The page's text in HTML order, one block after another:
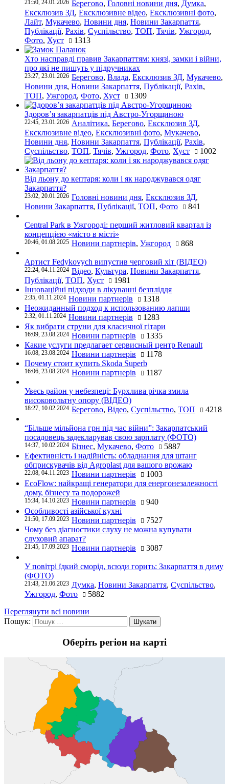
21:50, 24.01.2026 Берегово, Головні новини дня, Думка,
Ексклюзив ЗД, Ексклюзивне відео, Ексклюзивні фото,
Лайт, Мукачево, Новини дня, Новини Закарпаття,
Публікації, Рахів, Суспільство, ТОП, Тячів, Ужгород,
Фото, Хуст 1313
Хто насправді правив Закарпаттям: князі, замки і війни,
про які не пишуть у підручниках
23:27, 23.01.2026 Берегово, Влада, Ексклюзив ЗД, Мукачево,
Новини дня, Новини Закарпаття, Публікації, Рахів,
ТОП, Ужгород, Фото, Хуст 1309
Здоров’я закарпатців під Австро-Угорщиною
22:45, 23.01.2026 Аналітика, Берегово, Ексклюзив ЗД,
Ексклюзивне відео, Ексклюзивні фото, Мукачево,
Новини дня, Новини Закарпаття, Публікації, Рахів,
Суспільство, ТОП, Тячів, Ужгород, Фото, Хуст 1002
Від льону до кептаря: коли і як народжувався одяг
Закарпаття?
23:02, 20.01.2026 Головні новини дня, Ексклюзив ЗД,
Новини Закарпаття, Публікації, ТОП, Фото 841
Central Park в Ужгороді: перший житловий квартал із
концепцією «місто в місті»
20:46, 01.08.2025 Новини партнерів, Ужгород 868
Артист Fedykovych випустив черговий хіт (ВІДЕО)
22:24, 04.11.2024 Відео, Культура, Новини Закарпаття,
Публікації, ТОП, Хуст
1981
Інноваційні підходи в лікуванні безпліддя
2:35, 01.11.2024 Новини партнерів
1318
Неожиданный подход к использованию лапши
2:32, 01.11.2024 Новини партнерів
1283
Як вибрати струни для класичної гітари
16:09, 23.08.2024 Новини партнерів
1335
Какие услуги предлагает сервисный центр Renault
16:08, 23.08.2024 Новини партнерів
1178
Почему стоит купить Skoda Superb
16:06, 23.08.2024 Новини партнерів 1187
Увесь район у небезпеці: Бурхлива річка змила
високовольтну опору (ВІДЕО)
18:27, 10.02.2024 Берегово, Відео, Суспільство, ТОП 4218
“Більше мільйона грн під час війни”: Закарпатський
посадовець задекларував свою зарплату (ФОТО)
14:37, 10.02.2024 Бізнес, Мукачево, Фото
5887
Ефективність і надійність: обладнання для штанг
обприскувачів від Agroplast для вашого врожаю
22:08, 04.11.2023 Новини партнерів
1003
EcoFlow: найкращі генератори для енергонезалежності
дому, бізнесу та подорожей
15:34, 14.10.2023 Новини партнерів
940
Особливості азійської кухні
21:50, 17.09.2023 Новини партнерів
7527
Чому без діагностики слуху не можна купувати
слуховий апарат?
21:45, 17.09.2023 Новини партнерів 3087
У повітрі їдкий сморід, всюди горить: Закарпаття в диму
(ФОТО)
21:43, 21.06.2023 Думка, Новини Закарпаття, Суспільство,
Ужгород, Фото
5882
Переглянути всі новини
Пошук:
Оберіть регіон на карті